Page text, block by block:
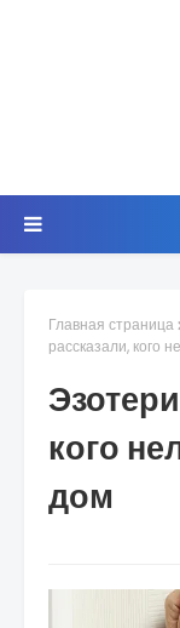
Главная страница
рассказали, кого
кого
дом